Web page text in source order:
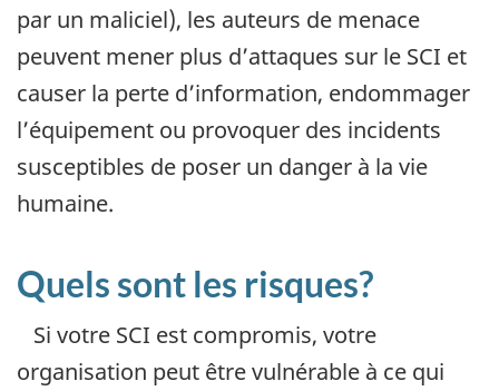
par un maliciel), les auteurs de menace
peuvent mener plus d’attaques sur le SCI et
causer la perte d’information, endommager
l’équipement ou provoquer des incidents
susceptibles de poser un danger à la vie
humaine.
Quels sont les risques?
Si votre SCI est compromis, votre
organisation peut être vulnérable à ce qui